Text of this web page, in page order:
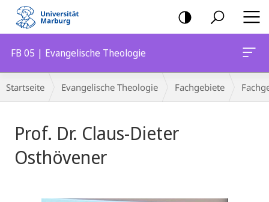
Mobile-
Navigation
FB 05 | Evangelische Theologie
Breadcrumb-
Navigation
Startseite Evangelische Theologie Fachgebiete
Prof. Dr. Claus-Dieter
Osthövener